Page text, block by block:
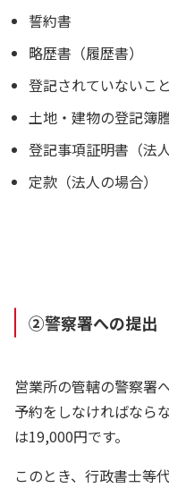
誓約書
略歴書（履歴書）
登記されていないこ
土地・建物の登記簿
登記事項証明書（法
定款（法人の場合）
②警察署への提出
営業所の管轄の警察署
予約をしなければなら
は19,000円です。
このとき、行政書士等